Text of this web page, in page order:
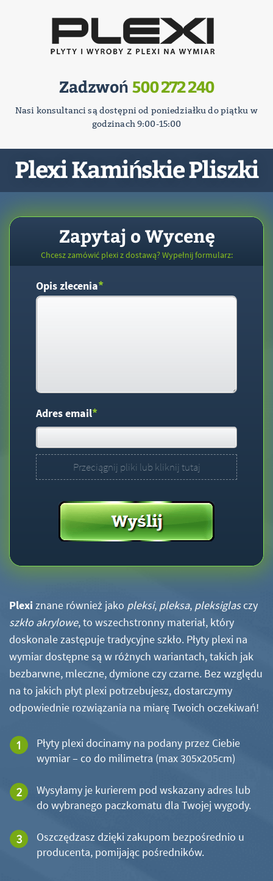
Zadzwoń 500 272 240
Nasi konsultanci są dostępni od poniedziałku do piątku w
godzinach 9:00-15:00
Plexi Kamińskie Pliszki
Zapytaj o Wycenę
Chcesz zamówić plexi z dostawą? Wypełnij formularz:
Opis zlecenia*
Adres email*
Przeciągnij pliki lub kliknij tutaj
Plexi znane również jako pleksi, pleksa, pleksiglasczy
szkło akrylowe, to wszechstronny materiał, który
doskonale zastępuje tradycyjne szkło. Płyty plexi na
wymiar dostępne są w różnych wariantach, takich jak
bezbarwne, mleczne, dymione czy czarne. Bez względu
na to jakich płyt plexi potrzebujesz, dostarczymy
odpowiednie rozwiązania na miarę Twoich oczekiwań!
Płyty plexi docinamy na podany przez Ciebie
wymiar – co do milimetra (max 305x205cm)
Wysyłamy je kurierem pod wskazany adres lub
do wybranego paczkomatu dla Twojej wygody.
Oszczędzasz dzięki zakupom bezpośrednio u
producenta, pomijając pośredników.